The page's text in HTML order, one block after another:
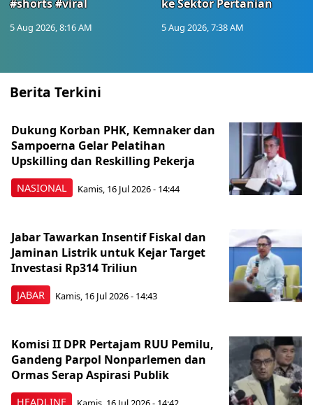
#shorts #viral
5 Aug 2026, 8:16 AM
ke Sektor Pertanian
5 Aug 2026, 7:38 AM
Berita Terkini
NASIONAL
Dukung Korban PHK, Kemnaker dan
Sampoerna Gelar Pelatihan
Upskilling dan Reskilling Pekerja
Kamis, 16 Jul 2026 - 14:44
JABAR
Jabar Tawarkan Insentif Fiskal dan
Jaminan Listrik untuk Kejar Target
Investasi Rp314 Triliun
Kamis, 16 Jul 2026 - 14:43
HEADLINE
Komisi II DPR Pertajam RUU Pemilu,
Gandeng Parpol Nonparlemen dan
Ormas Serap Aspirasi Publik